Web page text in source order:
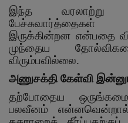
இந்த வரலாற்று
பேச்சுவார்த்தைகள்
இருக்கின்றன என்பதை
முந்தைய
விரும்பவில்லை.
அணுசக்தி கேள்வி
தற்போதைய
பலவீனம்